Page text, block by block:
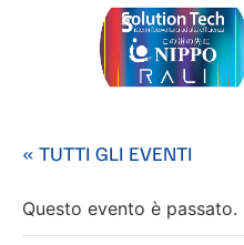
« TUTTI GLI EVENTI
Questo evento è passato.